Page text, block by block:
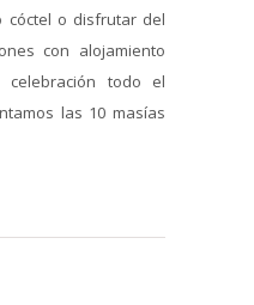
cóctel o disfrutar del
con alojamiento
todo el
las 10 masías